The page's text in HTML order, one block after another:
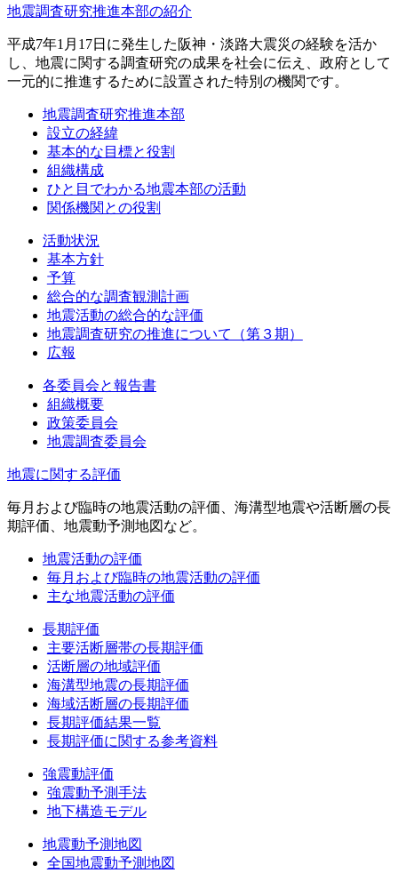
地震調査研究推進本部の紹介
平成7年1月17日に発生した阪神・淡路大震災の経験を活か
し、地震に関する調査研究の成果を社会に伝え、政府として
一元的に推進するために設置された特別の機関です。
地震調査研究推進本部
設立の経緯
基本的な目標と役割
組織構成
ひと目でわかる地震本部の活動
関係機関との役割
活動状況
基本方針
予算
総合的な調査観測計画
地震活動の総合的な評価
地震調査研究の推進について（第３期）
広報
各委員会と報告書
組織概要
政策委員会
地震調査委員会
地震に関する評価
毎月および臨時の地震活動の評価、海溝型地震や活断層の長
期評価、地震動予測地図など。
地震活動の評価
毎月および臨時の地震活動の評価
主な地震活動の評価
長期評価
主要活断層帯の長期評価
活断層の地域評価
海溝型地震の長期評価
海域活断層の長期評価
長期評価結果一覧
長期評価に関する参考資料
強震動評価
強震動予測手法
地下構造モデル
地震動予測地図
全国地震動予測地図